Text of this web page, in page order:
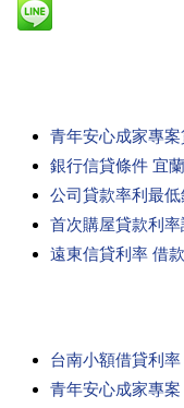
青年安心成家專
銀行信貸條件 宜
公司貸款率利最
首次購屋貸款利
遠東信貸利率 借
台南小額借貸利率
青年安心成家專案